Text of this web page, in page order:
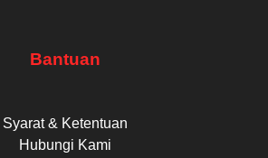
Bantuan
Syarat & Ketentuan
Hubungi Kami